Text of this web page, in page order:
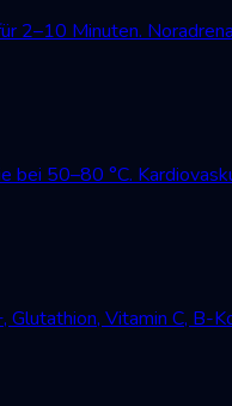
2–10 Minuten.
bei 50–80 °C.
Vitamin C, B-